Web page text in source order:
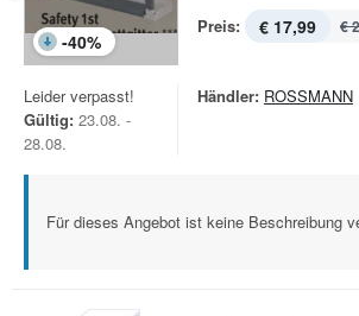
-40%
Preis: € 17,99 €
Leider verpasst!
Gültig: 23.08. -
28.08.
Händler: ROSSMANN
Für dieses Angebot ist keine Beschreibung